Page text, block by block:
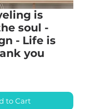
is
soul -
- Life is
you
to Cart